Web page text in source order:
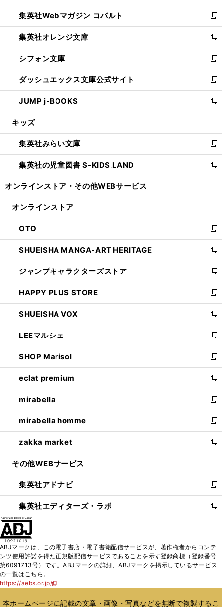
開
く
ウ
で
開
く
ン
ド
ウ
で
開
く
ウ
ィ
ン
ド
ウ
で
開
く
集英社Webマガジン コバルト
新
し
い
ウ
ィ
ン
ド
ウ
で
開
集英社オレンジ文庫
新
し
い
ウ
ィ
ン
ド
ウ
開
く
シフォン文庫
新
し
い
ウ
ィ
ン
ウ
で
開
く
ダッシュエックス文庫公式サイト
新
し
い
ウ
ン
ド
ウ
で
JUMP j-BOOKS
新
し
ウ
ィ
ン
ド
開
キッズ
集英社みらい文庫
新
し
い
ン
ウ
で
開
く
集英社の児童図書 S-KIDS.LAND
新
ウ
ン
ド
ウ
で
開
く
オンラインストア・ その他WEBサービス
オンラインストア
OTO
新
し
い
ウ
ィ
ン
ド
ウ
で
開
く
SHUEISHA MANGA-ART HERITAGE
新
し
い
ウ
ィ
ン
ド
ウ
で
開
く
ジャンプキャラクターズストア
新
し
い
ウ
ィ
ン
ド
ウ
で
開
く
HAPPY PLUS STORE
新
し
い
ウ
ィ
ン
ド
ウ
で
開
く
SHUEISHA VOX
新
し
い
ウ
ィ
ン
ド
ウ
で
開
く
LEEマルシェ
新
し
い
ウ
ィ
ン
ド
ウ
で
開
く
SHOP Marisol
新
し
い
ウ
ィ
ン
ド
ウ
で
開
eclat premium
新
し
い
ウ
ィ
ン
ド
ウ
開
く
mirabella
新
し
い
ウ
ィ
ン
ウ
で
開
く
mirabella homme
新
し
い
ウ
ン
ド
ウ
で
zakka market
新
し
ウ
ィ
ン
ド
く
その他WEBサービス
集英社アドナビ
新
し
い
ド
ウ
で
集英社エディターズ・ラボ
新
ィ
ン
ド
開
ABJマークは、この電子書店・電子書籍配信サービスが、著作権者からコンテ
ンツ使用許諾を得た正規版配信サービスであることを示す登録商標（登録番号
第6091713号）です。ABJマークの詳細、ABJマークを掲示しているサービス
の一覧はこちら。
https://aebs.or.jp/
新
い
本ホームページに記載の文章・画像・写真などを無断で複製するこ